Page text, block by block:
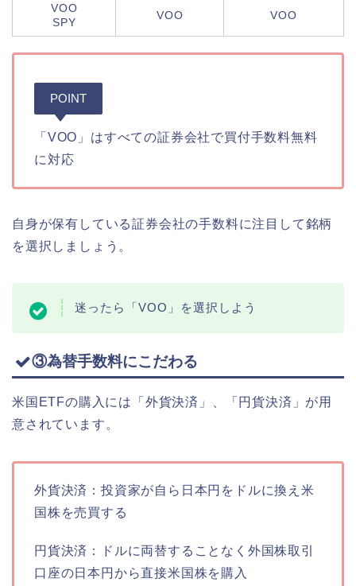
VOO
SPY
VOO VOO
POINT
「VOO」はすべての証券会社で買付手数料無料
に対応
自身が保有している証券会社の手数料に注目して銘柄
を選択しましょう。
迷ったら「VOO」を選択しよう
③為替手数料にこだわる
米国ETFの購入には「外貨決済」、「円貨決済」が用
意されています。
外貨決済：投資家が自ら日本円をドルに換え米
国株を売買する
円貨決済：ドルに両替することなく外国株取引
口座の日本円から直接米国株を購入